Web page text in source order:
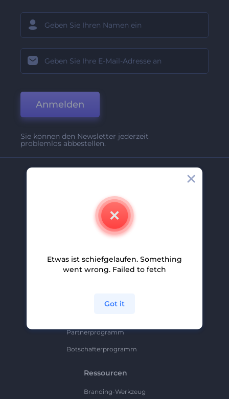
Anmelden
Sie können den Newsletter jederzeit
problemlos abbestellen.
Partnerprogramm
Partnerprogramm
Botschafterprogramm
Ressourcen
Branding-Werkzeug
Etwas ist schiefgelaufen. Something
went wrong. Failed to fetch
Got it